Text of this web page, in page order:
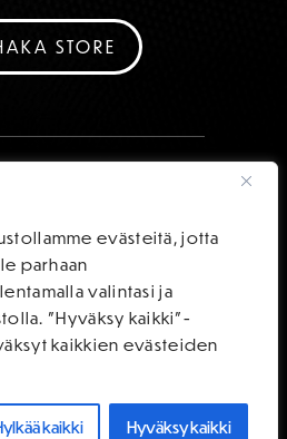
evästeitä, jotta
parhaan
valintasi ja
"Hyväksy kaikki"-
kaikkien evästeiden
kaikki Hyväksy kaikki
STORE